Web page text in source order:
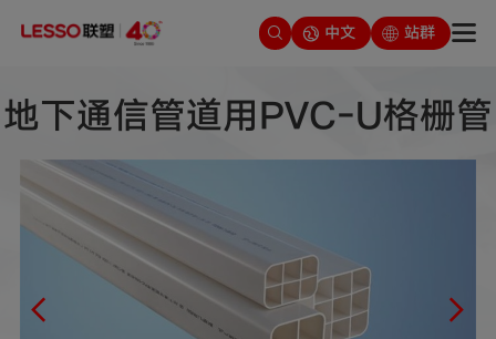
中文 站群
地下通信管道用PVC-U格栅管